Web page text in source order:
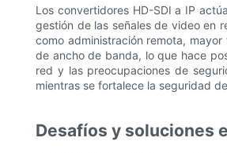
Los convertidores HD-SDI a IP
gestión de las señales de video en
como administración remota,
de ancho de banda, lo que hace
red y las preocupaciones de
mientras se fortalece la seguridad
Desafíos y soluciones